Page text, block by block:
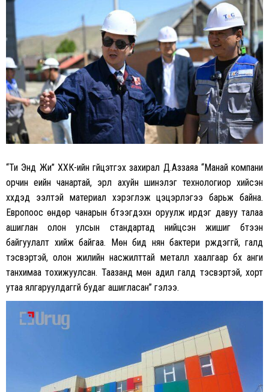
“Ти Энд Жи” ХХК-ийн гүйцэтгэх захирал Д.Аззаяа “Манай компани
орчин үеийн чанартай, эрүүл ахуйн шинэлэг технологиор хийсэн
хүүхдэд ээлтэй материал хэрэглэж цэцэрлэгээ барьж байна.
Европоос өндөр чанарын бүтээгдэхүүн оруулж ирдэг давуу талаа
ашиглан олон улсын стандартад нийцсэн жишиг бүтээн
байгуулалт хийж байгаа. Мөн бид нян бактери үрждэггүй, галд
тэсвэртэй, олон жилийн насжилттай металл хаалгаар бүх анги
танхимаа тохижуулсан. Таазанд мөн адил галд тэсвэртэй, хорт
утаа ялгаруулдаггүй будаг ашигласан” гэлээ.